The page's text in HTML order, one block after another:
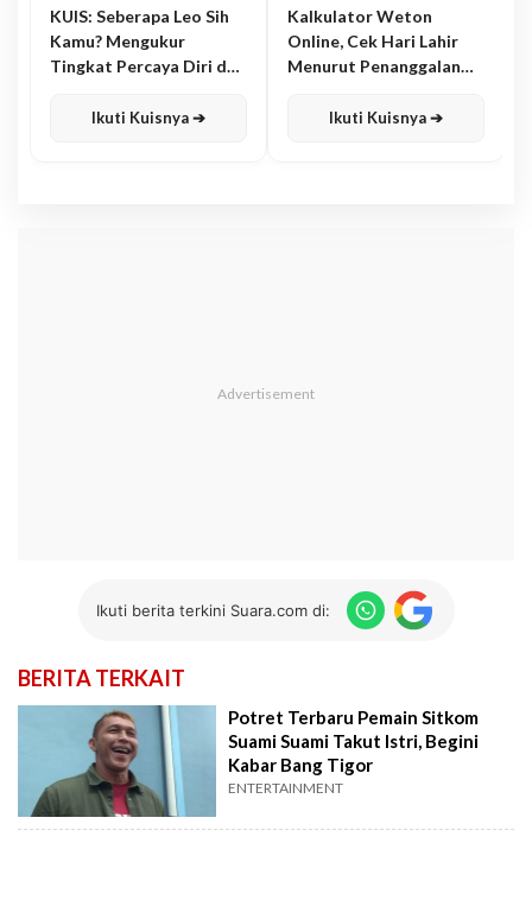
KUIS: Seberapa Leo Sih
Kamu? Mengukur
Tingkat Percaya Diri dan
Ikuti Kuisnya ➔
Kalkulator Weton
Online, Cek Hari Lahir
Menurut Penanggalan
Ikuti Kuisnya ➔
Ikuti berita terkini Suara.com di:
BERITA TERKAIT
Potret Terbaru Pemain Sitkom
Suami Suami Takut Istri, Begini
Kabar Bang Tigor
ENTERTAINMENT